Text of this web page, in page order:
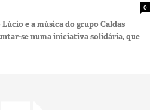
0
e a música do grupo Caldas
se numa iniciativa solidária, que